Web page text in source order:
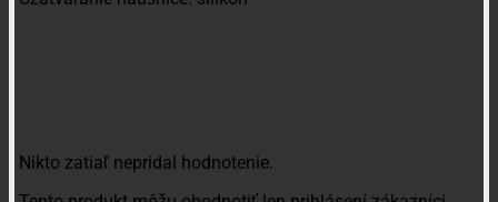
Nikto zatiaľ nepridal hodnotenie.